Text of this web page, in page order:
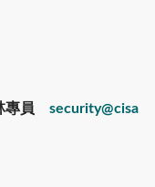
專員 security@cisa